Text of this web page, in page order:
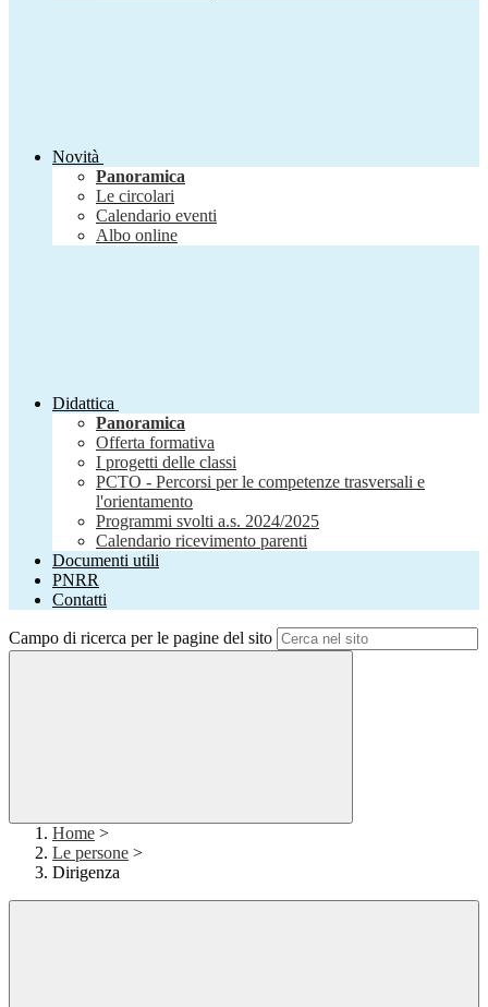
Novità
Panoramica
Le circolari
Calendario eventi
Albo online
Didattica
Panoramica
Offerta formativa
I progetti delle classi
PCTO - Percorsi per le competenze trasversali e
l'orientamento
Programmi svolti a.s. 2024/2025
Calendario ricevimento parenti
Documenti utili
PNRR
Contatti
Campo di ricerca per le pagine del sito
Home >
Le persone >
Dirigenza